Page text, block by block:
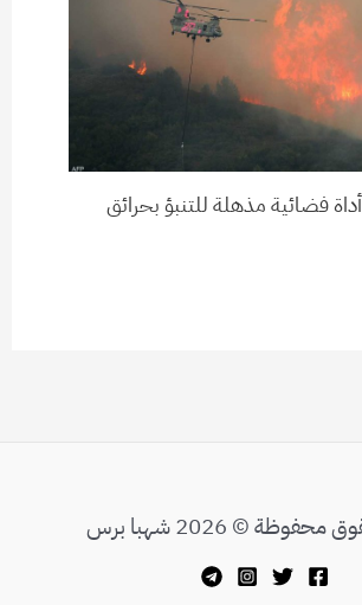
فضائية مذهلة للتنبؤ بحرائق
© 2026 شهبا برس